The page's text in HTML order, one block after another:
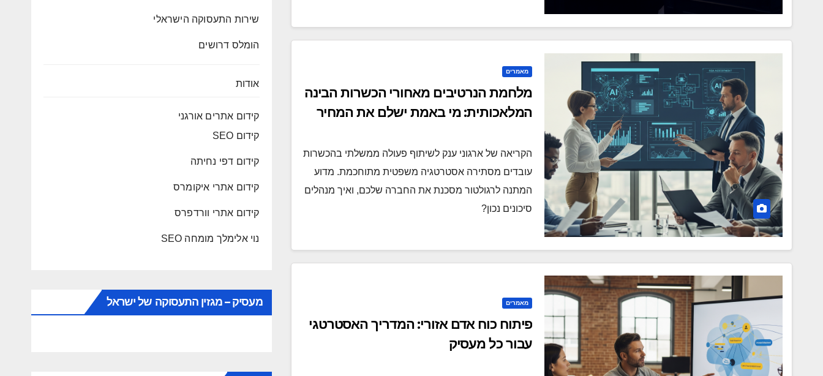
מאמרים
מלחמת הנרטיבים מאחורי הכשרות הבינה
המלאכותית: מי באמת ישלם את המחיר
הקריאה של ארגוני ענק לשיתוף פעולה ממשלתי בהכשרות
עובדים מסתירה אסטרטגיה משפטית מתוחכמת. מדוע
המתנה לרגולטור מסכנת את החברה שלכם, ואיך מנהלים
סיכונים נכון?
מאמרים
פיתוח כוח אדם אזורי: המדריך האסטרטגי
עבור כל מעסיק
שירות התעסוקה הישראלי
הומלס דרושים
אודות
קידום אתרים אורגני
קידום SEO
קידום דפי נחיתה
קידום אתרי איקומרס
קידום אתרי וורדפרס
נוי אלימלך מומחה SEO
מעסיק – מגזין התעסוקה של ישראל